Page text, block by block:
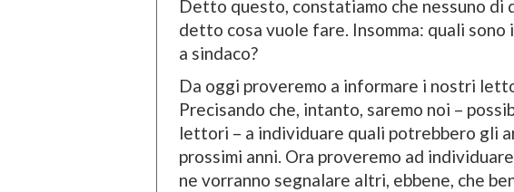
Detto questo, constatiamo che nessuno di
detto cosa vuole fare. Insomma: quali
a sindaco?
Da oggi proveremo a informare i nostri
Precisando che, intanto, saremo noi –
lettori – a individuare quali potrebbero gli
prossimi anni. Ora proveremo ad
ne vorranno segnalare altri, ebbene, che